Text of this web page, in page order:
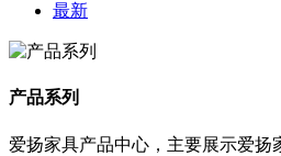
最新
产品系列
爱扬家具产品中心，主要展示爱扬